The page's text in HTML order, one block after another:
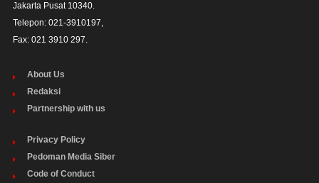
Jakarta Pusat 10340.
Telepon: 021-3910197,
Fax: 021 3910 297.
About Us
Redaksi
Partnership with us
Privacy Policy
Pedoman Media Siber
Code of Conduct